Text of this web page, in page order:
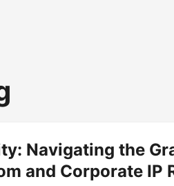
Navigating the
and Corporate IP